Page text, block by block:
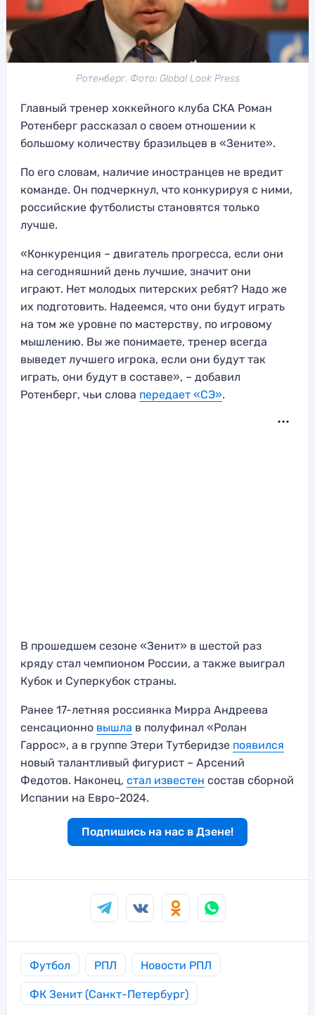
Ротенберг. Фото: Global Look Press
Главный тренер хоккейного клуба СКА Роман
Ротенберг рассказал о своем отношении к
большому количеству бразильцев в «Зените».
По его словам, наличие иностранцев не вредит
команде. Он подчеркнул, что конкурируя с ними,
российские футболисты становятся только
лучше.
«Конкуренция – двигатель прогресса, если они
на сегодняшний день лучшие, значит они
играют. Нет молодых питерских ребят? Надо же
их подготовить. Надеемся, что они будут играть
на том же уровне по мастерству, по игровому
мышлению. Вы же понимаете, тренер всегда
выведет лучшего игрока, если они будут так
играть, они будут в составе», – добавил
Ротенберг, чьи слова передает «СЭ».
В прошедшем сезоне «Зенит» в шестой раз
кряду стал чемпионом России, а также выиграл
Кубок и Суперкубок страны.
Ранее 17-летняя россиянка Мирра Андреева
сенсационно вышла в полуфинал «Ролан
Гаррос», а в группе Этери Тутберидзе появился
новый талантливый фигурист – Арсений
Федотов. Наконец, стал известен состав сборной
Испании на Евро-2024.
Подпишись на нас в Дзене!
Футбол РПЛ Новости РПЛ
ФК Зенит (Санкт-Петербург)